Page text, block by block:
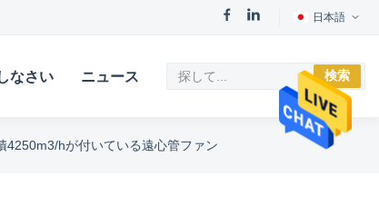
日本語
なさい ニュース 検索
4250m3/hが付いている遠心管ファン